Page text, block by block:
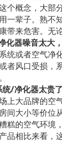
个概念，大部
一辈子。熟不
带来危害。无
化器噪音太大
统或者空气净
者风口受损，
统/净化器太贵
上大品牌的空
间大小等价位
糕的空气环境
品相比来看，